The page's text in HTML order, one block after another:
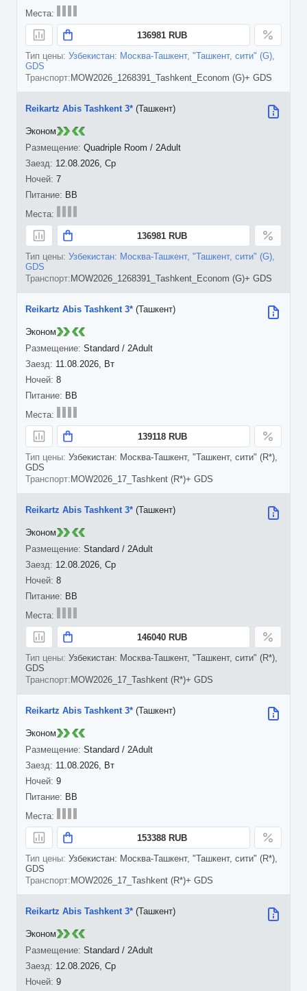
136981 RUB
Узбекистан: Москва-Ташкент, "Ташкент, сити" (G),
GDS
MOW2026_1268391_Tashkent_Econom (G)+ GDS
12.08.2026, Ср
7
Reikartz Abis Tashkent 3* (Ташкент)
Quadriple Room / 2Adult
BB
136981 RUB
Узбекистан: Москва-Ташкент, "Ташкент, сити" (G),
GDS
MOW2026_1268391_Tashkent_Econom (G)+ GDS
Эконом
11.08.2026, Вт
8
Reikartz Abis Tashkent 3* (Ташкент)
Standard / 2Adult
BB
139118 RUB
Узбекистан: Москва-Ташкент, "Ташкент, сити" (R*),
GDS
MOW2026_17_Tashkent (R*)+ GDS
Эконом
12.08.2026, Ср
8
Reikartz Abis Tashkent 3* (Ташкент)
Standard / 2Adult
BB
146040 RUB
Узбекистан: Москва-Ташкент, "Ташкент, сити" (R*),
GDS
MOW2026_17_Tashkent (R*)+ GDS
Эконом
11.08.2026, Вт
9
Reikartz Abis Tashkent 3* (Ташкент)
Standard / 2Adult
BB
153388 RUB
Узбекистан: Москва-Ташкент, "Ташкент, сити" (R*),
GDS
MOW2026_17_Tashkent (R*)+ GDS
Эконом
12.08.2026, Ср
9
Reikartz Abis Tashkent 3* (Ташкент)
Standard / 2Adult
Эконом